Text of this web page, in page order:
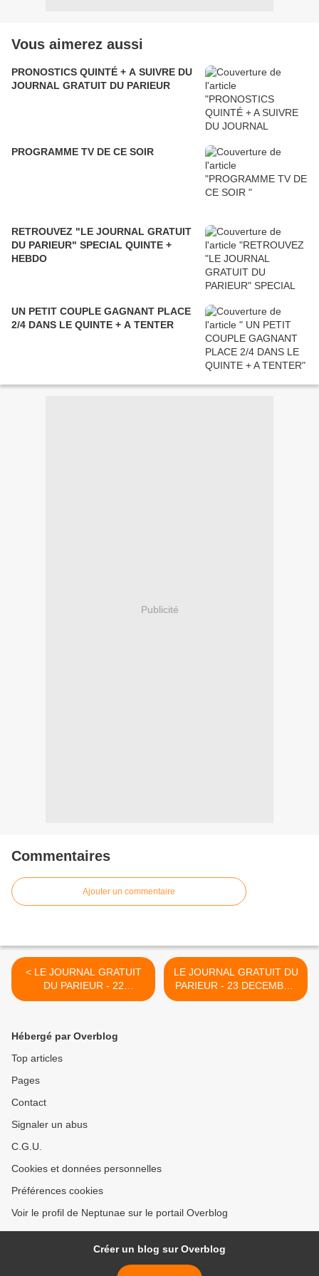
Vous aimerez aussi
PRONOSTICS QUINTÉ + A SUIVRE DU
JOURNAL GRATUIT DU PARIEUR
PROGRAMME TV DE CE SOIR
RETROUVEZ "LE JOURNAL GRATUIT
DU PARIEUR" SPECIAL QUINTE +
HEBDO
UN PETIT COUPLE GAGNANT PLACE
2/4 DANS LE QUINTE + A TENTER
Publicité
Commentaires
Ajouter un commentaire
< LE JOURNAL GRATUIT
DU PARIEUR - 22
DECEMBRE 2021 -
LE JOURNAL GRATUIT DU
PARIEUR - 23 DECEMBRE
2021 - COUPLE DU JOUR
Hébergé par Overblog
Top articles
Pages
Contact
Signaler un abus
C.G.U.
Cookies et données personnelles
Préférences cookies
Voir le profil de Neptunae sur le portail Overblog
Créer un blog sur Overblog